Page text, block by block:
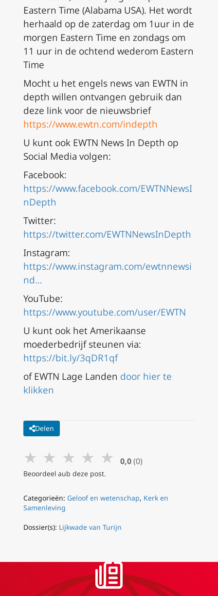
Eastern Time (Alabama USA). Het wordt
herhaald op de zaterdag om 1uur in de
morgen Eastern Time en zondags om
11 uur in de ochtend wederom Eastern
Time
Mocht u het engels news van EWTN in
depth willen ontvangen gebruik dan
deze link voor de nieuwsbrief
https://www.ewtn.com/indepth
U kunt ook EWTN News In Depth op
Social Media volgen:
Facebook:
https://www.facebook.com/EWTNNewsI
nDepth
Twitter:
https://twitter.com/EWTNNewsInDepth
Instagram:
https://www.instagram.com/ewtnnewsi
nd…
YouTube:
https://www.youtube.com/user/EWTN
U kunt ook het Amerikaanse
moederbedrijf steunen via:
https://bit.ly/3qDR1qf
of EWTN Lage Landen door hier te
klikken
Delen
★ ★ ★ ★ ★ 0,0 (0)
Beoordeel aub deze post.
Categorieën: Geloof en wetenschap, Kerk en
Samenleving
Dossier(s): Lijkwade van Turijn